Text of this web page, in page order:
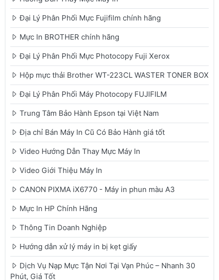
Đại Lý Phân Phối Mực Fujifilm chính hãng
Mực In BROTHER chính hãng
Đại Lý Phân Phối Mực Photocopy Fuji Xerox
Hộp mực thải Brother WT-223CL WASTER TONER BOX
Đại Lý Phân Phối Máy Photocopy FUJIFILM
Trung Tâm Bảo Hành Epson tại Việt Nam
Địa chỉ Bán Máy In Cũ Có Bảo Hành giá tốt
Video Hướng Dẫn Thay Mực Máy In
Video Giới Thiệu Máy In
CANON PIXMA iX6770 - Máy in phun màu A3
Mực In HP Chính Hãng
Thông Tin Doanh Nghiệp
Hướng dẫn xử lý máy in bị kẹt giấy
Dịch Vụ Nạp Mực Tận Nơi Tại Vạn Phúc – Nhanh 30
Phút, Giá Tốt